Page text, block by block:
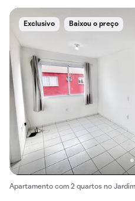
Exclusivo Baixou o preço
Apartamento com 2 quartos no